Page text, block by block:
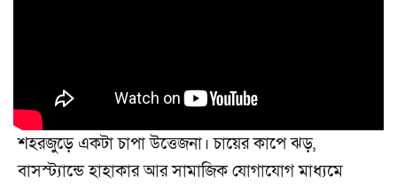
শহরজুড়ে একটা চাপা উত্তেজনা। চায়ের কাপে ঝড়,
বাসস্ট্যান্ডে হাহাকার আর সামাজিক যোগাযোগ মাধ্যমে